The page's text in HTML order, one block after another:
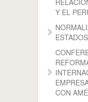
Y EL
CON